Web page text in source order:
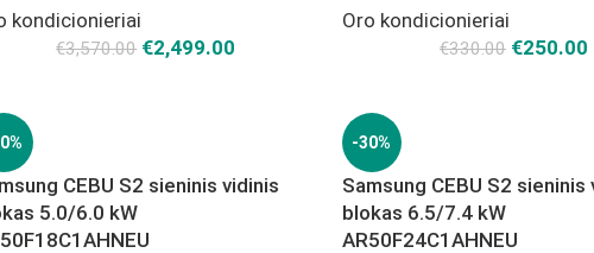
kondicionieriai
€3,570.00 €2,499.00
Oro kondicionieriai
€330.00 €250.00
CEBU S2 sieninis vidinis
5.0/6.0 kW
-30%
Samsung CEBU S2 sieninis
blokas 6.5/7.4 kW
AR50F24C1AHNEU